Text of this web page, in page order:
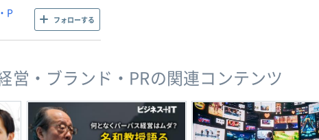
P
フォローする
営・ブランド・PRの関連コンテンツ